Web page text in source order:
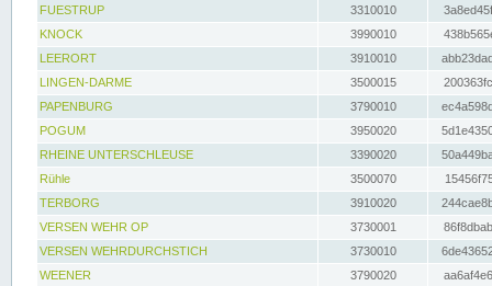
FUESTRUP
3310010
KNOCK
3990010
LEERORT
3910010
LINGEN-DARME
3500015
PAPENBURG
3790010
POGUM
3950020
RHEINE UNTERSCHLEUSE
3390020
Rühle
3500070
TERBORG
3910020
VERSEN WEHR OP
3730001
VERSEN WEHRDURCHSTICH
3730010
WEENER
3790020